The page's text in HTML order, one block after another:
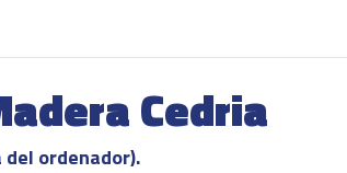
Cedria
ordenador).